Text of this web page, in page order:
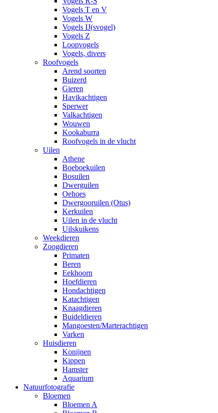
Vogels T en V
Vogels W
Vogels IJ(svogel)
Vogels Z
Loopvogels
Vogels, divers
Roofvogels
Arend soorten
Buizerd
Gieren
Havikachtigen
Sperwer
Valkachtigen
Wouwen
Kookaburra
Roofvogels in de vlucht
Uilen
Athene
Boeboekuilen
Bosuilen
Dwerguilen
Oehoes
Dwergooruilen (Otus)
Kerkuilen
Uilen in de vlucht
Uilskuikens
Weekdieren
Zoogdieren
Primaten
Beren
Eekhoorn
Hoefdieren
Hondachtigen
Katachtigen
Knaagdieren
Buideldieren
Mangoesten/Marterachtigen
Varken
Huisdieren
Konijnen
Kippen
Hamster
Aquarium
Natuurfotografie
Bloemen
Bloemen A